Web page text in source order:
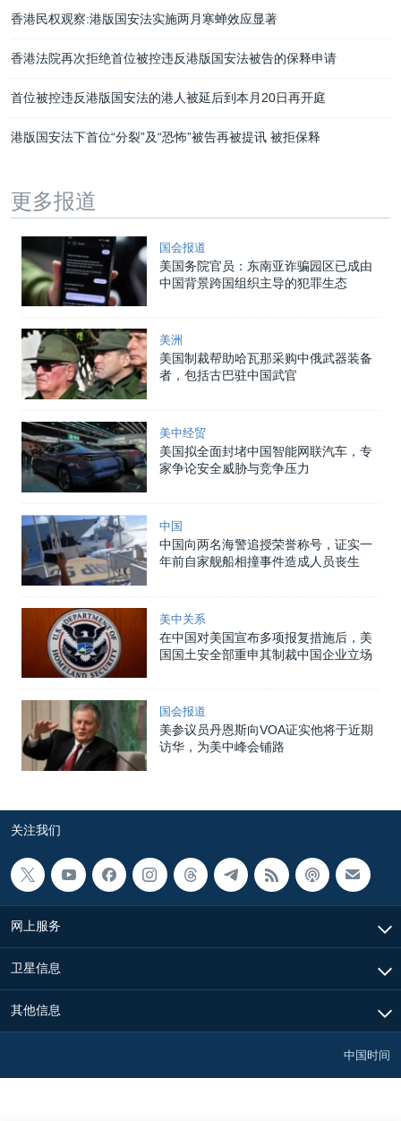
香港民权观察:港版国安法实施两月寒蝉效应显著
香港法院再次拒绝首位被控违反港版国安法被告的保释申请
首位被控违反港版国安法的港人被延后到本月20日再开庭
港版国安法下首位“分裂”及“恐怖”被告再被提讯 被拒保释
更多报道
国会报道
美国务院官员：东南亚诈骗园区已成由
中国背景跨国组织主导的犯罪生态
美洲
美国制裁帮助哈瓦那采购中俄武器装备
者，包括古巴驻中国武官
美中经贸
美国拟全面封堵中国智能网联汽车，专
家争论安全威胁与竞争压力
中国
中国向两名海警追授荣誉称号，证实一
年前自家舰船相撞事件造成人员丧生
美中关系
在中国对美国宣布多项报复措施后，美
国国土安全部重申其制裁中国企业立场
国会报道
美参议员丹恩斯向VOA证实他将于近期
访华，为美中峰会铺路
关注我们
网上服务
卫星信息
其他信息
中国时间